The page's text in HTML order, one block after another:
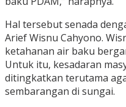
Hal tersebut senada
Arief Wisnu Cahyono.
ketahanan air baku
Untuk itu, kesadaran
ditingkatkan terutama
sembarangan di sungai.